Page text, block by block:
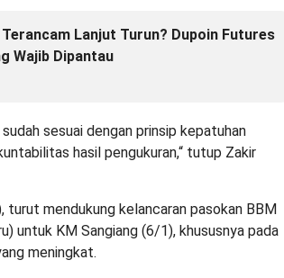
Terancam Lanjut Turun? Dupoin Futures
Wajib Dipantau
sesuai dengan prinsip kepatuhan
hasil pengukuran,“ tutup Zakir
turut mendukung kelancaran pasokan BBM
untuk KM Sangiang (6/1), khususnya pada
meningkat.